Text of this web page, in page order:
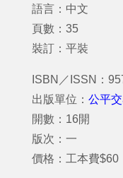
語言：中文
頁數：35
裝訂：平裝
ISBN／ISSN：
出版單位： 公平
開數：16開
版次：一
價格：工本費$60